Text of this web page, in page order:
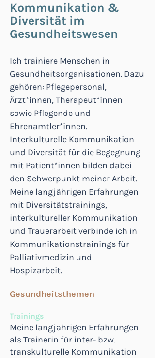
Kommunikation &
Diversität im
Gesundheitswesen
Ich trainiere Menschen in
Gesundheitsorganisationen. Dazu
gehören: Pflegepersonal,
Ärzt*innen, Therapeut*innen
sowie Pflegende und
Ehrenamtler*innen.
Interkulturelle Kommunikation
und Diversität für die Begegnung
mit Patient*innen bilden dabei
den Schwerpunkt meiner Arbeit.
Meine langjährigen Erfahrungen
mit Diversitätstrainings,
interkultureller Kommunikation
und Trauerarbeit verbinde ich in
Kommunikationstrainings für
Palliativmedizin und
Hospizarbeit.
Gesundheitsthemen
Trainings
Meine langjährigen Erfahrungen
als Trainerin für inter- bzw.
transkulturelle Kommunikation